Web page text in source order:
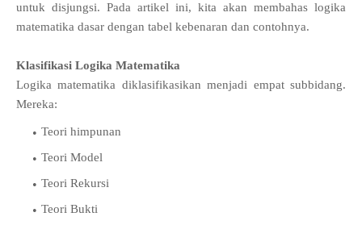
untuk disjungsi. Pada artikel ini, kita akan membahas logika
matematika dasar dengan tabel kebenaran dan contohnya.
Klasifikasi Logika Matematika
Logika matematika diklasifikasikan menjadi empat subbidang.
Mereka:
Teori himpunan
Teori Model
Teori Rekursi
Teori Bukti